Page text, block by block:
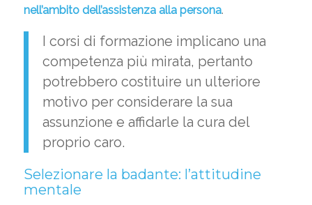
nell’ambito dell’assistenza alla persona.
I corsi di formazione implicano una
competenza più mirata, pertanto
potrebbero costituire un ulteriore
motivo per considerare la sua
assunzione e affidarle la cura del
proprio caro.
Selezionare la badante: l’attitudine
mentale